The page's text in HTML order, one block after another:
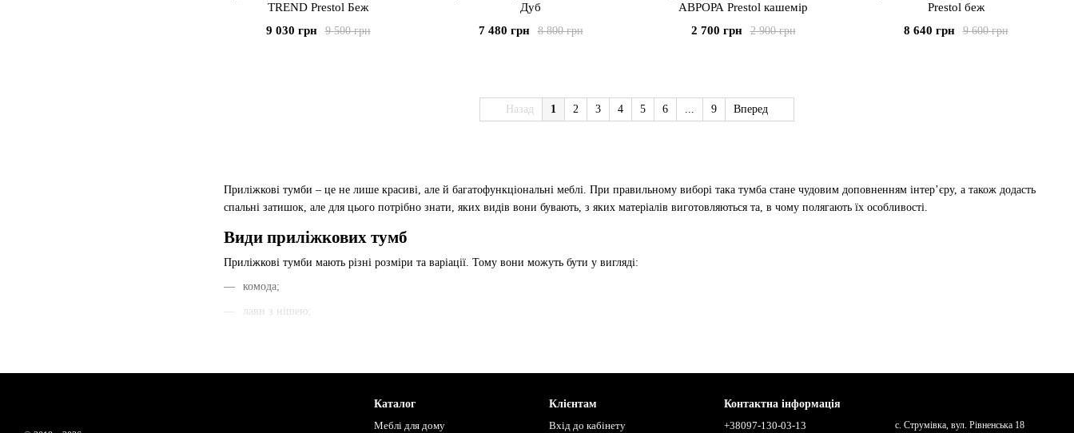
Приліжкові тумби – це не лише красиві, але й багатофункціональні меблі. При правильному виборі така тумба стане чудовим доповненням інтер’єру, а також додасть
спальні затишок, але для цього потрібно знати, яких видів вони бувають, з яких матеріалів виготовляються та, в чому полягають їх особливості.
Види приліжкових тумб
Приліжкові тумби мають різні розміри та варіації. Тому вони можуть бути у вигляді:
комода;
лави з нішею;
Матеріали виготовлення
TREND Prestol Беж
9 500 грн
9 030 грн
Дуб
8 800 грн
7 480 грн
АВРОРА Prestol кашемір
2 900 грн
2 700 грн
Prestol беж
9 600 грн
8 640 грн
Назад 1 2 3 4 5 6 ... 9 Вперед
Каталог
Меблі для дому
Клієнтам
Вхід до кабінету
Контактна інформація
+38097-130-03-13
с. Струмівка, вул. Рівненська 18